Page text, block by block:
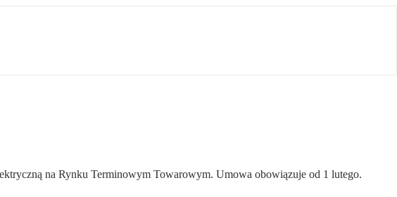
na Rynku Terminowym Towarowym. Umowa obowiązuje od 1 lutego.